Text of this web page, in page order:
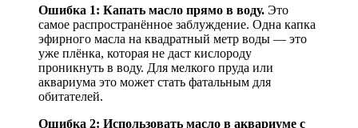
Ошибка 1: Капать масло прямо в воду. Это
самое распространённое заблуждение. Одна капка
эфирного масла на квадратный метр воды — это
уже плёнка, которая не даст кислороду
проникнуть в воду. Для мелкого пруда или
аквариума это может стать фатальным для
обитателей.
Ошибка 2: Использовать масло в аквариуме с